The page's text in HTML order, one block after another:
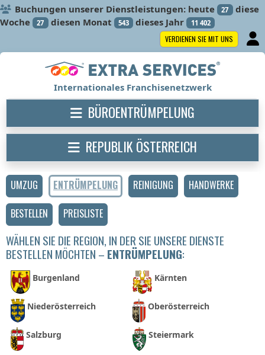
Buchungen unserer Dienstleistungen: heute 27 diese
Woche
27 diesen Monat 543 dieses Jahr 11 402
VERDIENEN SIE MIT UNS
UMZUG ENTRÜMPELUNG REINIGUNG
HANDWERKE
BESTELLEN
PREISLISTE
WÄHLEN SIE DIE REGION, IN DER SIE UNSERE DIENSTE
BESTELLEN MÖCHTEN – ENTRÜMPELUNG:
Burgenland Kärnten
Niederösterreich Oberösterreich
Salzburg Steiermark
Internationales Franchisenetzwerk
BÜROENTRÜMPELUNG
REPUBLIK ÖSTERREICH